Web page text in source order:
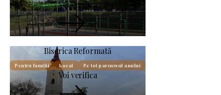
Voi verifica
Biserica Reformată
Pentru familii Local Pe tot parcursul anului
Voi verifica